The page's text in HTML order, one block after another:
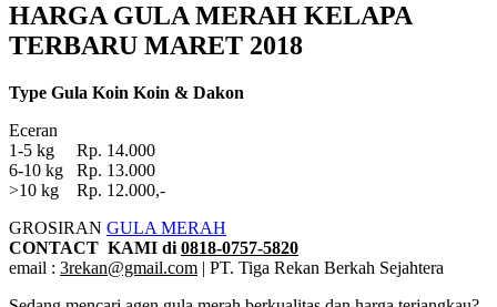
HARGA GULA MERAH KELAPA
TERBARU MARET 2018
Type Gula Koin Koin & Dakon
Eceran
1-5 kg Rp. 14.000
6-10 kg Rp. 13.000
>10 kg Rp. 12.000,-
GROSIRAN GULA MERAH
CONTACT KAMI di 0818-0757-5820
email : 3rekan@gmail.com | PT. Tiga Rekan Berkah Sejahtera